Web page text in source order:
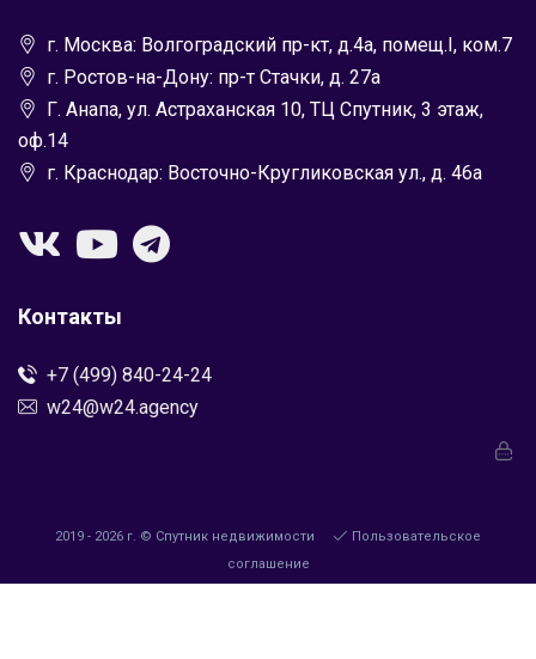
г. Москва: Волгоградский пр-кт, д.4а, помещ.I, ком.7
г. Ростов-на-Дону: пр-т Стачки, д. 27а
Г. Анапа, ул. Астраханская 10, ТЦ Спутник, 3 этаж,
оф.14
г. Краснодар: Восточно-Кругликовская ул., д. 46а
Контакты
+7 (499) 840-24-24
w24@w24.agency
2019 - 2026 г. © Спутник недвижимости
Пользовательское
соглашение